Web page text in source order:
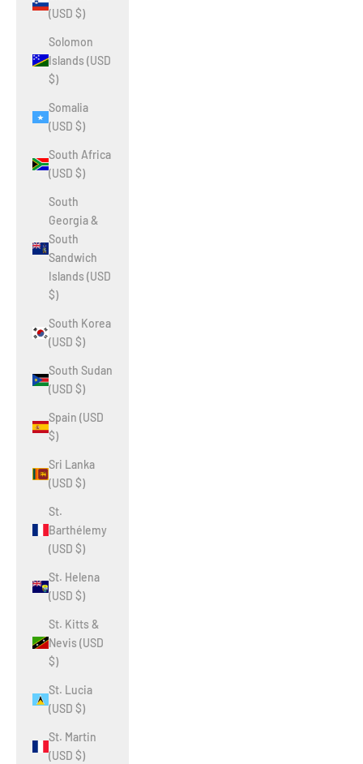
(USD $)
Solomon
Islands (USD
$)
Somalia
(USD $)
South Africa
(USD $)
South
Georgia &
South
Sandwich
Islands (USD
$)
South Korea
(USD $)
South Sudan
(USD $)
Spain (USD
$)
Sri Lanka
(USD $)
St.
Barthélemy
(USD $)
St. Helena
(USD $)
St. Kitts &
Nevis (USD
$)
St. Lucia
(USD $)
St. Martin
(USD $)